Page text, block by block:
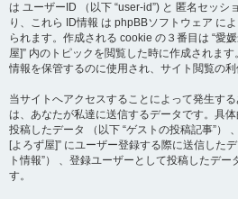
は ユーザーID （以下 “user-id”) と 匿名セッシ
り、これら ID情報 は phpBBソフトウェア に
られます。作成される cookie の３番目は “愛
屋]” 内のトピックを閲覧した時に作成されま
情報を保管するのに使用され、サイト閲覧の利
当サイトへアクセスすることによって発生す
は、あなたが私達に送信するデータです。具
投稿したデータ （以下 “ゲストの投稿記事”）
[よろず屋]” にユーザー登録する際に送信した
ト情報”） 、登録ユーザーとして投稿したデー
す。